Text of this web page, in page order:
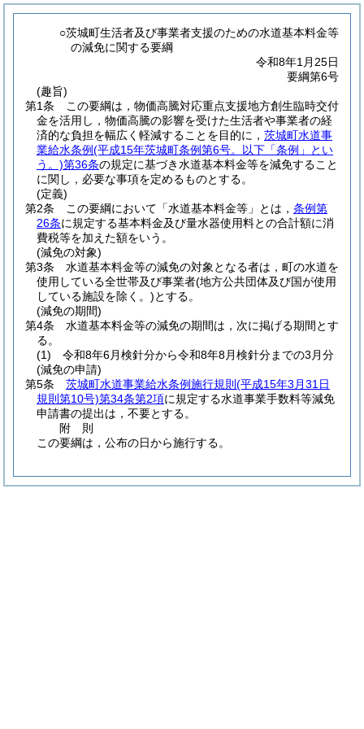
○茨城町生活者及び事業者支援のための水道基本料金等
の減免に関する要綱
令和8年1月25日
要綱第6号
(趣旨)
第1条
この要綱は，物価高騰対応重点支援地方創生臨時交付
金を活用し，物価高騰の影響を受けた生活者や事業者の経
済的な負担を幅広く軽減することを目的に， 茨城町水道事
業給水条例(平成15年茨城町条例第6号。以下「条例」とい
う。)第36条の規定に基づき水道基本料金等を減免すること
に関し，必要な事項を定めるものとする。
(定義)
第2条
この要綱において「水道基本料金等」とは， 条例第
26条に規定する基本料金及び量水器使用料との合計額に消
費税等を加えた額をいう。
(減免の対象)
第3条
水道基本料金等の減免の対象となる者は，町の水道を
使用している全世帯及び事業者(地方公共団体及び国が使用
している施設を除く。)とする。
(減免の期間)
第4条
水道基本料金等の減免の期間は，次に掲げる期間とす
る。
(1)
令和8年6月検針分から令和8年8月検針分までの3月分
(減免の申請)
第5条
茨城町水道事業給水条例施行規則 (平成15年3月31日
規則第10号)第34条第2項に規定する水道事業手数料等減免
申請書の提出は，不要とする。
附 則
この要綱は，公布の日から施行する。